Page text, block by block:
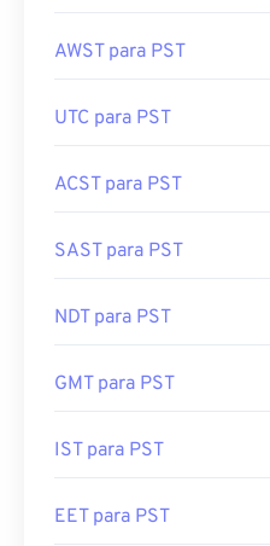
AWST para PST
UTC para PST
ACST para PST
SAST para PST
NDT para PST
GMT para PST
IST para PST
EET para PST